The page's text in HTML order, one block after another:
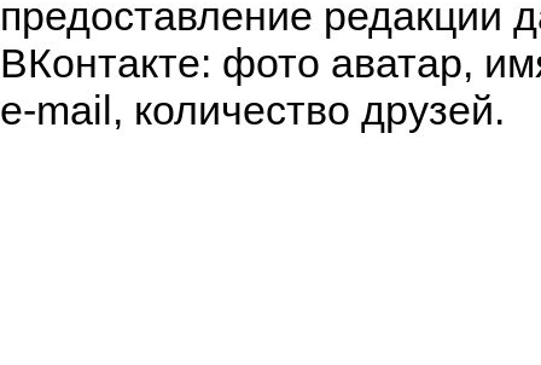
предоставление редакции
ВКонтакте: фото аватар,
e-mail, количество друзей.